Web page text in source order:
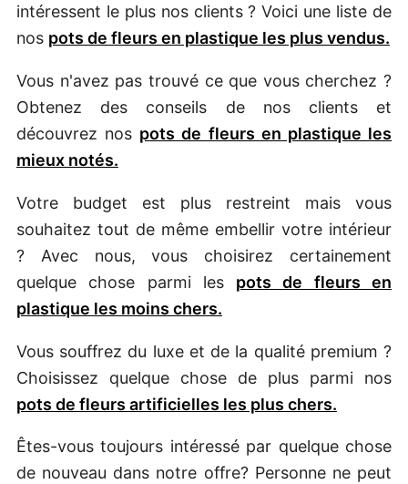
intéressent le plus nos clients ? Voici une liste de
nos pots de fleurs en plastique les plus vendus.
Vous n'avez pas trouvé ce que vous cherchez ?
Obtenez des conseils de nos clients et
découvrez nos pots de fleurs en plastique les
mieux notés.
Votre budget est plus restreint mais vous
souhaitez tout de même embellir votre intérieur
? Avec nous, vous choisirez certainement
quelque chose parmi les pots de fleurs en
plastique les moins chers.
Vous souffrez du luxe et de la qualité premium ?
Choisissez quelque chose de plus parmi nos
pots de fleurs artificielles les plus chers.
Êtes-vous toujours intéressé par quelque chose
de nouveau dans notre offre? Personne ne peut